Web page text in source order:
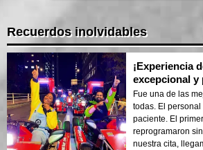
Recuerdos inolvidables
¡Experiencia
excepcional y
Fue una de las
todas. El
paciente. El
reprogramaron
nuestra cita,